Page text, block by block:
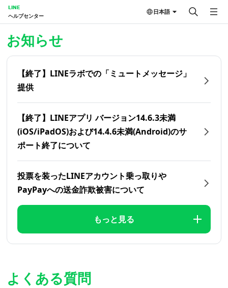
LINE
ヘルプセンター
日本語
お知らせ
【終了】LINEラボでの「ミュートメッセージ」
提供
【終了】LINEアプリ バージョン14.6.3未満
(iOS/iPadOS)および14.4.6未満(Android)のサ
ポート終了について
投票を装ったLINEアカウント乗っ取りや
PayPayへの送金詐欺被害について
もっと見る
よくある質問